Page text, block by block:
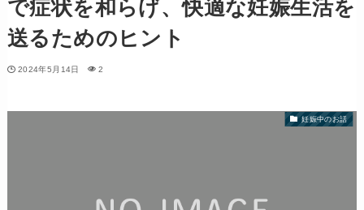
で症状を和らげ、快適な妊娠生活を
送るためのヒント
2024年5月14日 2
妊娠中のお話